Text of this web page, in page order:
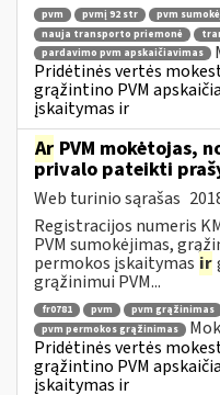
pvm pvmį 92 str pvm
nauja transporto priemonė
pardavimo pvm apskaičiavimas
Pridėtinės vertės
grąžintino PVM
įskaitymas ir
Ar PVM mokėtojas,
privalo pateikti
Web turinio sąrašas
Registracijos numeris
PVM sumokėjimas,
permokos įskaitymas ir
grąžinimui PVM...
fr0781 pvm pvm grąžinimas
pvm permokos grąžinimas
Pridėtinės vertės
grąžintino PVM
įskaitymas ir